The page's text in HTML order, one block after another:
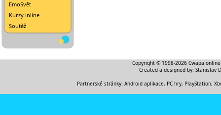
EmoSvět
Kurzy inline
Soutěž
Copyright © 1998-2026 Cwapa
Created a designed by: Stanislav
Partnerské stránky: Android aplikace, PC hry, PlayStation,